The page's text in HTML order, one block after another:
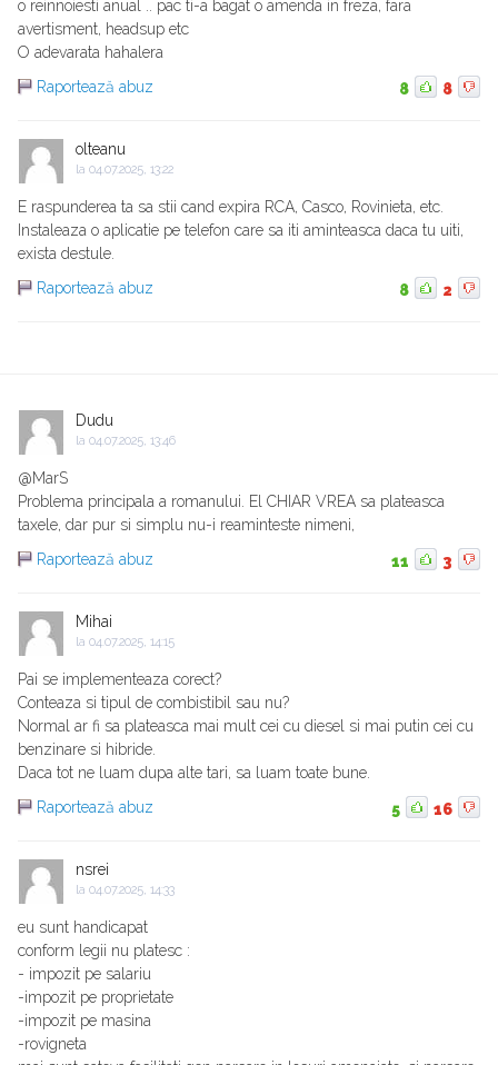
o reinnoiesti anual .. pac ti-a bagat o amenda in freza, fara
avertisment, headsup etc
O adevarata hahalera
Raportează abuz
8 8
olteanu
la 04.07.2025, 13:22
E raspunderea ta sa stii cand expira RCA, Casco, Rovinieta, etc.
Instaleaza o aplicatie pe telefon care sa iti aminteasca daca tu uiti,
exista destule.
Raportează abuz
8 2
Dudu
la 04.07.2025, 13:46
@MarS
Problema principala a romanului. El CHIAR VREA sa plateasca
taxele, dar pur si simplu nu-i reaminteste nimeni,
Raportează abuz
11 3
Mihai
la 04.07.2025, 14:15
Pai se implementeaza corect?
Conteaza si tipul de combistibil sau nu?
Normal ar fi sa plateasca mai mult cei cu diesel si mai putin cei cu
benzinare si hibride.
Daca tot ne luam dupa alte tari, sa luam toate bune.
Raportează abuz
5 16
nsrei
la 04.07.2025, 14:33
eu sunt handicapat
conform legii nu platesc :
- impozit pe salariu
-impozit pe proprietate
-impozit pe masina
-rovigneta